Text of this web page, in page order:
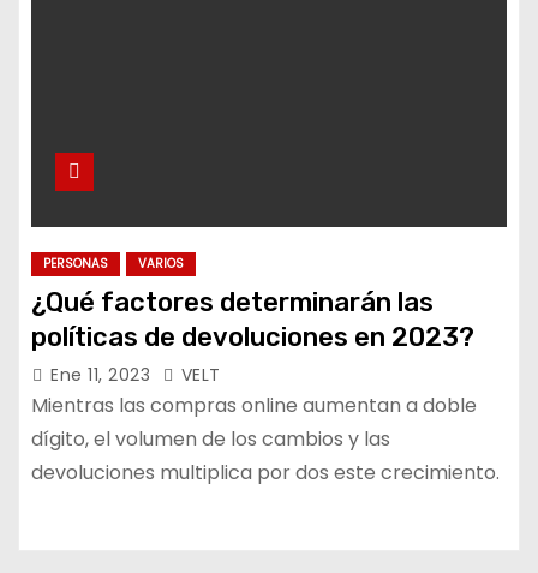
PERSONAS VARIOS
¿Qué factores determinarán las
políticas de devoluciones en 2023?
Ene 11, 2023 VELT
Mientras las compras online aumentan a doble
dígito, el volumen de los cambios y las
devoluciones multiplica por dos este crecimiento.